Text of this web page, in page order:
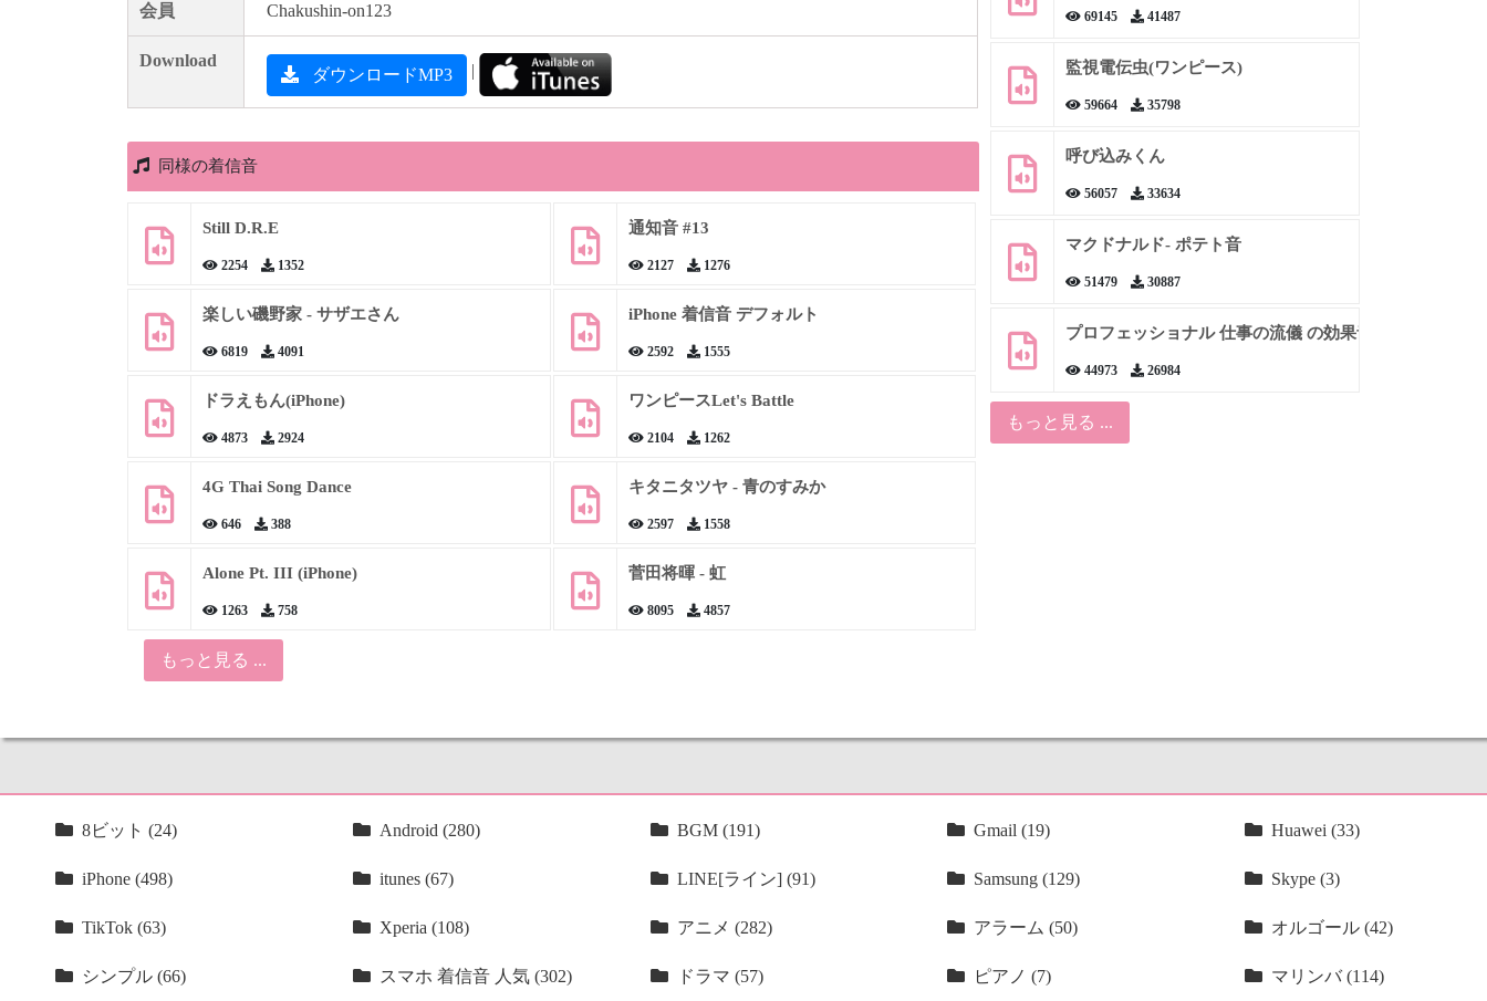
会員 Chakushin-on123
Download
ダウンロードMP3 |
同様の着信音
Still D.R.E
2254 1352
通知音 #13
2127 1276
楽しい磯野家 - サザエさん
6819 4091
iPhone 着信音 デフォルト
2592 1555
ドラえもん(iPhone)
4873 2924
ワンピースLet's Battle
2104 1262
4G Thai Song Dance
646 388
キタニタツヤ - 青のすみか
2597 1558
Alone Pt. III (iPhone)
1263 758
菅田将暉 - 虹
8095 4857
もっと見る ...
69145 41487
監視電伝虫(ワンピース)
59664 35798
呼び込みくん
56057 33634
マクドナルド- ポテト音
51479 30887
プロフェッショナル 仕事の流儀 の効果音
44973 26984
もっと見る ...
8ビット (24) Android (280) BGM (191) Gmail (19) Huawei (33)
iPhone (498) itunes (67) LINE[ライン] (91) Samsung (129) Skype (3)
TikTok (63) Xperia (108) アニメ (282) アラーム (50) オルゴール (42)
シンプル (66) スマホ 着信音 人気 (302) ドラマ (57) ピアノ (7) マリンバ (114)